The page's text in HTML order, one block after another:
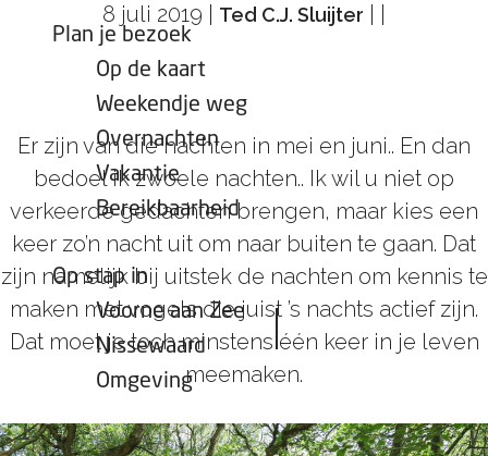
Plan je bezoek
Op de kaart
Weekendje weg
Overnachten
Vakantie
Bereikbaarheid
Op stap in
Voorne aan Zee
Nissewaard
Omgeving
8 juli 2019 Ted C.J. Sluijter
Er zijn van die nachten in mei en juni.. En dan
bedoel ik zwoele nachten.. Ik wil u niet op
verkeerde gedachten brengen, maar kies een
keer zo’n nacht uit om naar buiten te gaan. Dat
zijn namelijk bij uitstek de nachten om kennis te
maken met vogels die juist ’s nachts actief zijn.
Dat moet je toch minstens één keer in je leven
meemaken.